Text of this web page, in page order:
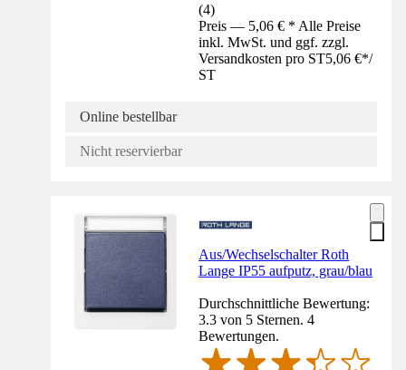
(4)
Preis — 5,06 € * Alle Preise
inkl. MwSt. und ggf. zzgl.
Versandkosten pro ST5,06 €*/
ST
Online bestellbar
Nicht reservierbar
Aus/Wechselschalter Roth
Lange IP55 aufputz, grau/blau
Durchschnittliche Bewertung:
3.3 von 5 Sternen. 4
Bewertungen.